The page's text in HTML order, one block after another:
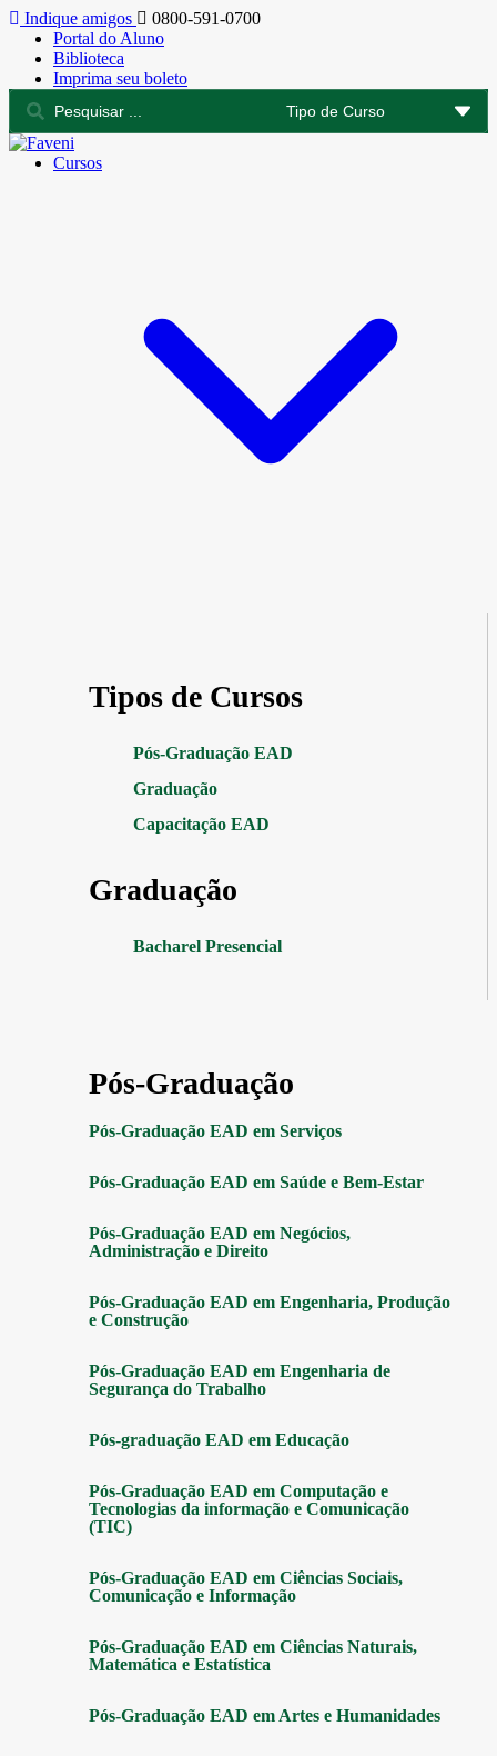
Indique amigos
0800-591-0700
Portal do Aluno
Biblioteca
Imprima seu boleto
Cursos
Tipos de Cursos
Pós-Graduação EAD
Graduação
Capacitação EAD
Graduação
Bacharel Presencial
Pós-Graduação
Pós-Graduação EAD em Serviços
Pós-Graduação EAD em Saúde e Bem-Estar
Pós-Graduação EAD em Negócios,
Administração e Direito
Pós-Graduação EAD em Engenharia, Produção
e Construção
Pós-Graduação EAD em Engenharia de
Segurança do Trabalho
Pós-graduação EAD em Educação
Pós-Graduação EAD em Computação e
Tecnologias da informação e Comunicação
(TIC)
Pós-Graduação EAD em Ciências Sociais,
Comunicação e Informação
Pós-Graduação EAD em Ciências Naturais,
Matemática e Estatística
Pós-Graduação EAD em Artes e Humanidades